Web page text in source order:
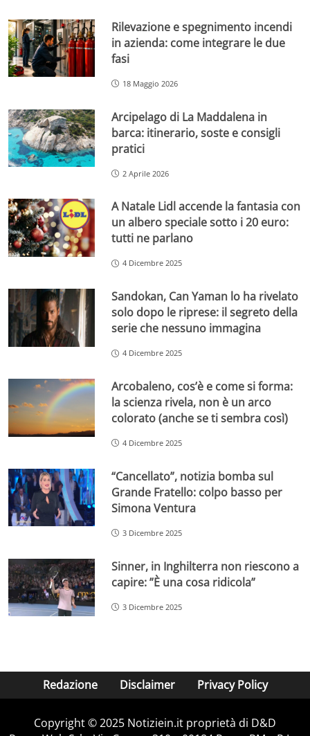
Rilevazione e spegnimento incendi
in azienda: come integrare le due
fasi
18 Maggio 2026
Arcipelago di La Maddalena in
barca: itinerario, soste e consigli
pratici
2 Aprile 2026
A Natale Lidl accende la fantasia con
un albero speciale sotto i 20 euro:
tutti ne parlano
4 Dicembre 2025
Sandokan, Can Yaman lo ha rivelato
solo dopo le riprese: il segreto della
serie che nessuno immagina
4 Dicembre 2025
Arcobaleno, cos’è e come si forma:
la scienza rivela, non è un arco
colorato (anche se ti sembra così)
4 Dicembre 2025
“Cancellato”, notizia bomba sul
Grande Fratello: colpo basso per
Simona Ventura
3 Dicembre 2025
Sinner, in Inghilterra non riescono a
capire: ”È una cosa ridicola”
3 Dicembre 2025
Redazione Disclaimer Privacy Policy
Copyright © 2025 Notiziein.it proprietà di D&D